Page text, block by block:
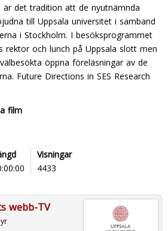
är det tradition att de nyutnämnda
till Uppsala universitet i samband
i Stockholm. I besöksprogrammet
rektor och lunch på Uppsala slott men
öppna föreläsningar av de
Future Directions in SES Research
film
Visningar
4433
webb-TV